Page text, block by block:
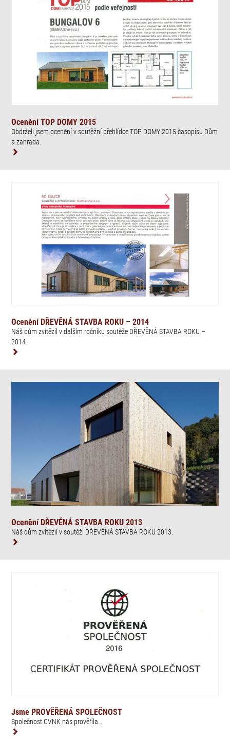
Ocenění TOP DOMY 2015
Obdrželi jsem ocenění v soutěžní přehlídce TOP DOMY 2015 časopisu Dům
a zahrada.
Ocenění DŘEVĚNÁ STAVBA ROKU – 2014
Náš dům zvítězil v dalším ročníku soutěže DŘEVĚNÁ STAVBA ROKU –
2014.
Ocenění DŘEVĚNÁ STAVBA ROKU 2013
Náš dům zvítězil v soutěži DŘEVĚNÁ STAVBA ROKU 2013.
Jsme PROVĚŘENÁ SPOLEČNOST
Společnost CVNK nás prověřila…